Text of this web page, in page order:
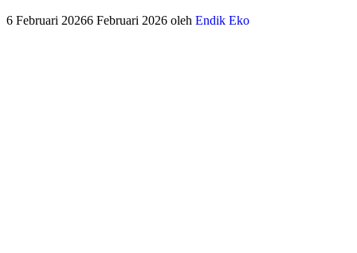
6 Februari 20266 Februari 2026 oleh Endik Eko